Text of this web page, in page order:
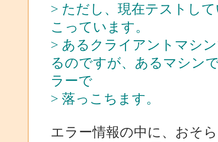
> ただし、現在テストし
こっています。
> あるクライアントマシ
るのですが、あるマシン
ラーで
> 落っこちます。
エラー情報の中に、おそ